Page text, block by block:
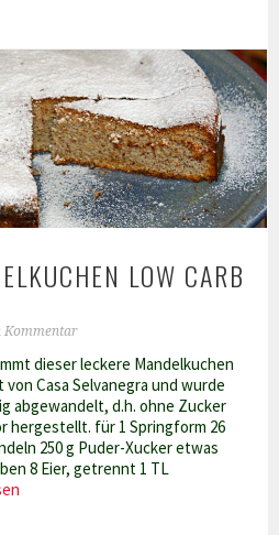
Kochbuch
LOW CARB
Kommentar
dieser leckere Mandelkuchen
Casa Selvanegra und wurde
abgewandelt, d.h. ohne Zucker
hergestellt. für 1 Springform 26
250 g Puder-Xucker etwas
8 Eier, getrennt 1 TL